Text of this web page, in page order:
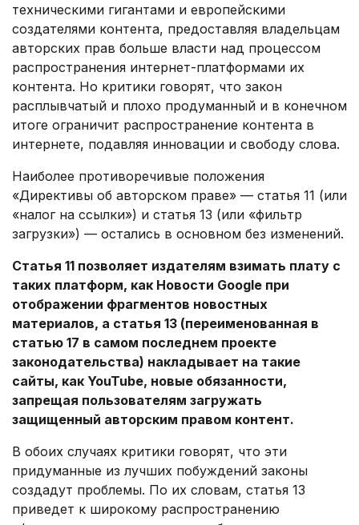
техническими гигантами и европейскими
создателями контента, предоставляя владельцам
авторских прав больше власти над процессом
распространения интернет-платформами их
контента. Но критики говорят, что закон
расплывчатый и плохо продуманный и в конечном
итоге ограничит распространение контента в
интернете, подавляя инновации и свободу слова.
Наиболее противоречивые положения
«Директивы об авторском праве» — статья 11 (или
«налог на ссылки») и статья 13 (или «фильтр
загрузки») — остались в основном без изменений.
Статья 11 позволяет издателям взимать плату с
таких платформ, как Новости Google при
отображении фрагментов новостных
материалов, а статья 13 (переименованная в
статью 17 в самом последнем проекте
законодательства) накладывает на такие
сайты, как YouTube, новые обязанности,
запрещая пользователям загружать
защищенный авторским правом контент.
В обоих случаях критики говорят, что эти
придуманные из лучших побуждений законы
создадут проблемы. По их словам, статья 13
приведет к широкому распространению